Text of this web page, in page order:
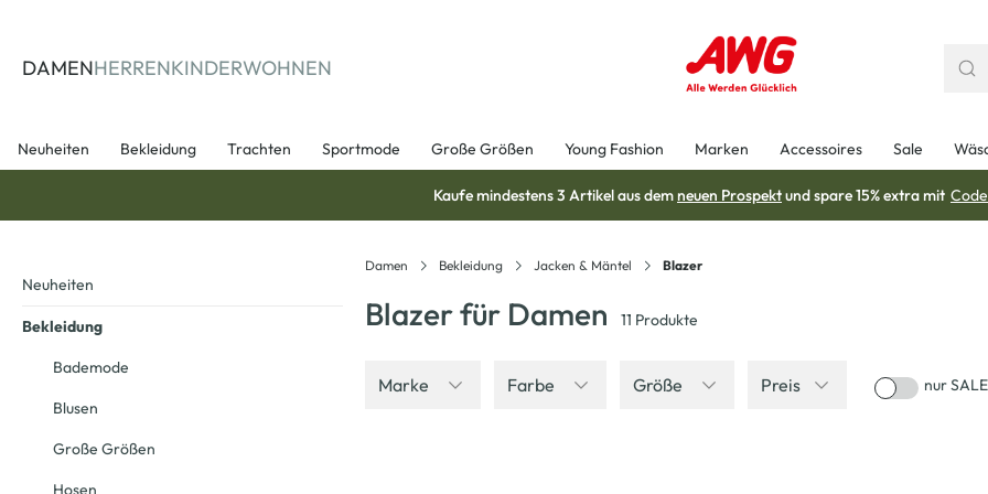
DAMENHERRENKINDERWOHNEN
Neuheiten Bekleidung Trachten Sportmode Große Größen Young Fashion Marken Accessoires Sale
Kaufe mindestens 3 Artikel aus demneuen Prospektund spare 15% extra mit
Damen Bekleidung Jacken & Mäntel Blazer
Blazer für Damen 11 Produkte
Marke Farbe Größe Preis nur
Neuheiten
Bekleidung
Bademode
Blusen
Große Größen
Hosen